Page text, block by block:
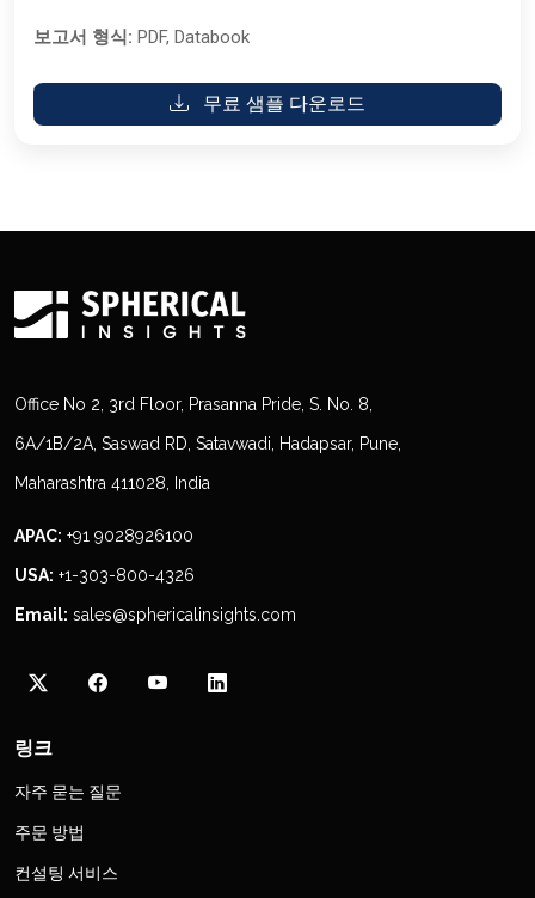
보고서 형식: PDF, Databook
무료 샘플 다운로드
Office No 2, 3rd Floor, Prasanna Pride, S. No. 8,
6A/1B/2A, Saswad RD, Satavwadi, Hadapsar, Pune,
Maharashtra 411028, India
APAC: +91 9028926100
USA: +1-303-800-4326
Email: sales@sphericalinsights.com
링크
자주 묻는 질문
주문 방법
컨설팅 서비스